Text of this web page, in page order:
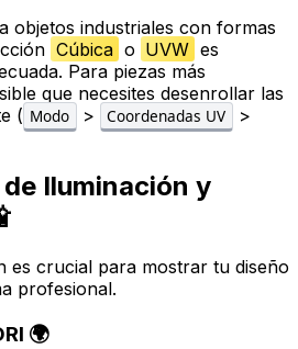
objetos industriales con formas
Cúbica o UVW es
Para piezas más
que necesites desenrollar las
( Modo > Coordenadas UV >
Iluminación y
es crucial para mostrar tu diseño
profesional.
🌍